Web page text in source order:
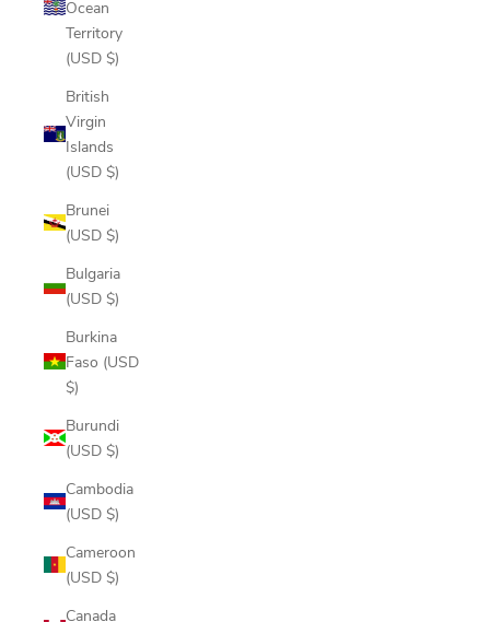
Ocean
Territory
(USD $)
British
Virgin
Islands
(USD $)
Brunei
(USD $)
Bulgaria
(USD $)
Burkina
Faso (USD
$)
Burundi
(USD $)
Cambodia
(USD $)
Cameroon
(USD $)
Canada